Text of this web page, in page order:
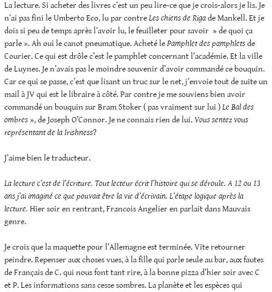
La lecture. Si acheter des livres c’est un peu lire-ce que je crois-alors je lis. Je
n’ai pas fini le Umberto Eco, lu par contreLes chiens de Rigade Mankell. Et je
dois si peu de temps après l’avoir lu, le feuilleter pour savoir » de quoi ça
parle ». Ah oui le canot pneumatique. Acheté lePamphlet des pamphletsde
Courier. Ce qui est drôle c’est le pamphlet concernant l’académie. Et la ville
de Luynes. Je n’avais pas le moindre souvenir d’avoir commandé ce bouquin.
Car ce qui se passe, c’est que lisant un truc sur le net, j’envoie tout de suite un
mail à JV qui est le libraire à côté. Par contre je me souviens bien avoir
commandé un bouquin sur Bram Stoker ( pas vraiment sur lui )Le Bal des
ombres », de Joseph O’Connor. Je ne connais rien de lui. Vous sentez vous
représentant de la Irishness?
J’aime bien le traducteur.
La lecture c’est de l’écriture. Tout lecteur écrit l’histoire qui se déroule. A 12 ou 13
ans j’ai imaginé ce que pouvait être la vie d’écrivain. L’étape logique après la
lecture. Hier soir en rentrant, Francois Angelier en parlait dans Mauvais
genre.
Je crois que la maquette pour l’Allemagne est terminée. Vite retourner
peindre. Repenser aux choses vues, à la fille qui parle seule au bar, aux fautes
de Français de C. qui nous font tant rire, à la bonne pizza d’hier soir avec C
et P. Les informations sans cesse sombres. La planète et les espèces qui